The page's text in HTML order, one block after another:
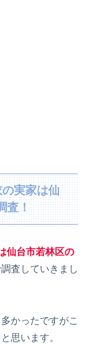
実家は仙
査！
仙台市若林区の
査していきまし
かったですがこ
思います。